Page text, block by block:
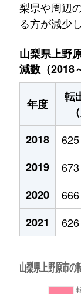
梨県や周辺
る方が減少
山梨県上野
減数（2018
年度
転
2018
625
2019
673
2020
666
2021
626